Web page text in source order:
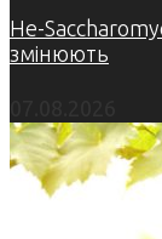
Не-
змінюють